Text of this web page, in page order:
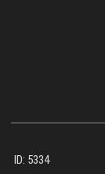
ID: 5334